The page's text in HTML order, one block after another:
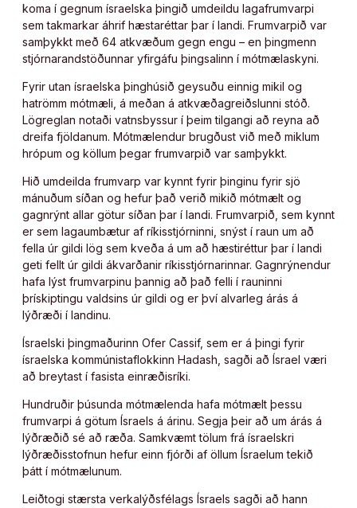
koma í gegnum ísraelska þingið umdeildu lagafrumvarpi
sem takmarkar áhrif hæstaréttar þar í landi. Frumvarpið var
samþykkt með 64 atkvæðum gegn engu – en þingmenn
stjórnarandstöðunnar yfirgáfu þingsalinn í mótmælaskyni.
Fyrir utan ísraelska þinghúsið geysuðu einnig mikil og
hatrömm mótmæli, á meðan á atkvæðagreiðslunni stóð.
Lögreglan notaði vatnsbyssur í þeim tilgangi að reyna að
dreifa fjöldanum. Mótmælendur brugðust við með miklum
hrópum og köllum þegar frumvarpið var samþykkt.
Hið umdeilda frumvarp var kynnt fyrir þinginu fyrir sjö
mánuðum síðan og hefur það verið mikið mótmælt og
gagnrýnt allar götur síðan þar í landi. Frumvarpið, sem kynnt
er sem lagaumbætur af ríkisstjórninni, snýst í raun um að
fella úr gildi lög sem kveða á um að hæstiréttur þar í landi
geti fellt úr gildi ákvarðanir ríkisstjórnarinnar. Gagnrýnendur
hafa lýst frumvarpinu þannig að það felli í rauninni
þrískiptingu valdsins úr gildi og er því alvarleg árás á
lýðræði í landinu.
Ísraelski þingmaðurinn Ofer Cassif, sem er á þingi fyrir
ísraelska kommúnistaflokkinn Hadash, sagði að Ísrael væri
að breytast í fasista einræðisríki.
Hundruðir þúsunda mótmælenda hafa mótmælt þessu
frumvarpi á götum Ísraels á árinu. Segja þeir að um árás á
lýðræðið sé að ræða. Samkvæmt tölum frá ísraelskri
lýðræðisstofnun hefur einn fjórði af öllum Ísraelum tekið
þátt í mótmælunum.
Leiðtogi stærsta verkalýðsfélags Ísraels sagði að hann